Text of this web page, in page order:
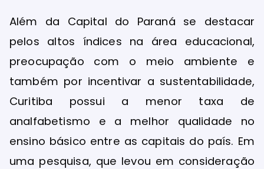
Além da Capital do Paraná se destacar
pelos altos índices na área educacional,
preocupação com o meio ambiente e
também por incentivar a sustentabilidade,
Curitiba possui a menor taxa de
analfabetismo e a melhor qualidade no
ensino básico entre as capitais do país. Em
uma pesquisa, que levou em consideração